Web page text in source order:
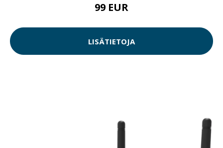
99 EUR
LISÄTIETOJA